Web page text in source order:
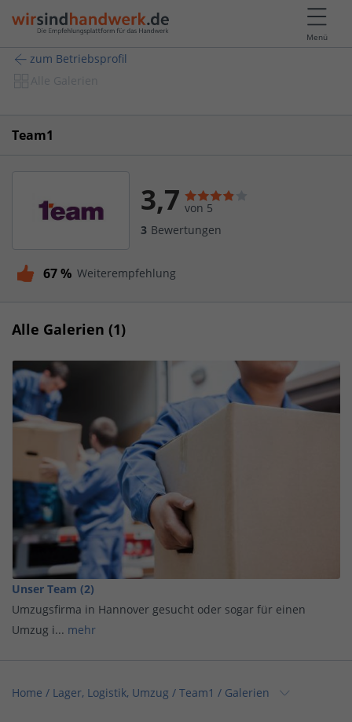
Menü
zum Betriebsprofil
Alle Galerien
Team1
3,7 von 5
3 Bewertungen
67 % Weiterempfehlung
Alle Galerien (1)
Unser Team (2)
Umzugsfirma in Hannover gesucht oder sogar für einen
Umzug i... mehr
Home / Lager, Logistik, Umzug / Team1 / Galerien